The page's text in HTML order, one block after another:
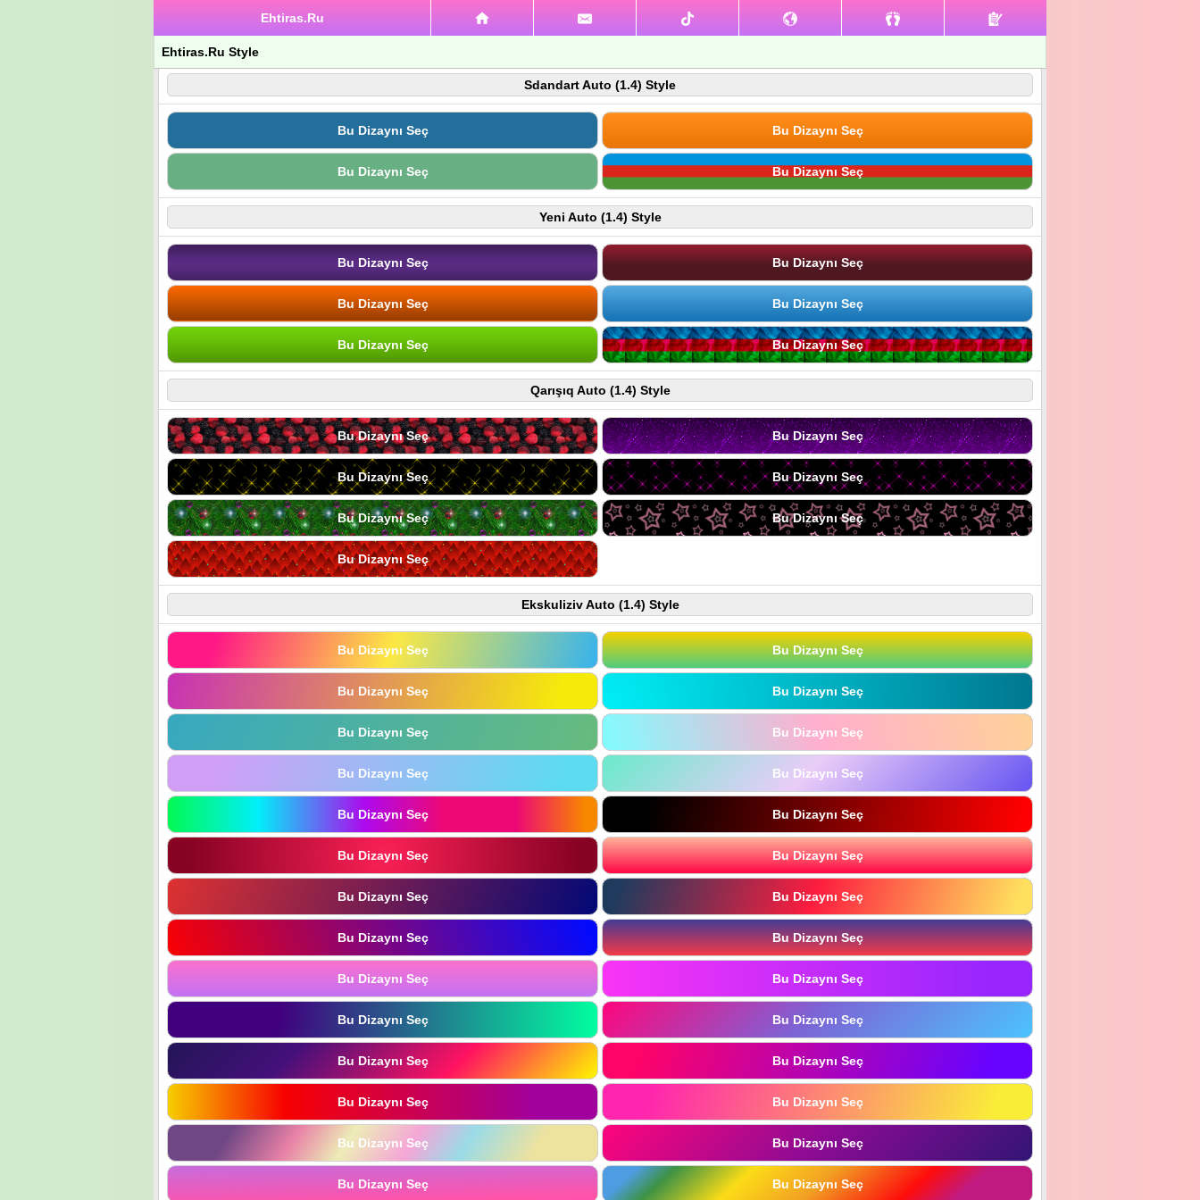
Ehtiras.Ru
Ehtiras.Ru Style
Sdandart Auto (1.4) Style
Bu Dizaynı Seç Bu Dizaynı Seç
Bu Dizaynı Seç Bu Dizaynı Seç
Yeni Auto (1.4) Style
Bu Dizaynı Seç Bu Dizaynı Seç
Bu Dizaynı Seç Bu Dizaynı Seç
Bu Dizaynı Seç Bu Dizaynı Seç
Qarışıq Auto (1.4) Style
Bu Dizaynı Seç Bu Dizaynı Seç
Bu Dizaynı Seç Bu Dizaynı Seç
Bu Dizaynı Seç Bu Dizaynı Seç
Bu Dizaynı Seç
Ekskuliziv Auto (1.4) Style
Bu Dizaynı Seç Bu Dizaynı Seç
Bu Dizaynı Seç Bu Dizaynı Seç
Bu Dizaynı Seç Bu Dizaynı Seç
Bu Dizaynı Seç Bu Dizaynı Seç
Bu Dizaynı Seç Bu Dizaynı Seç
Bu Dizaynı Seç Bu Dizaynı Seç
Bu Dizaynı Seç Bu Dizaynı Seç
Bu Dizaynı Seç Bu Dizaynı Seç
Bu Dizaynı Seç Bu Dizaynı Seç
Bu Dizaynı Seç Bu Dizaynı Seç
Bu Dizaynı Seç Bu Dizaynı Seç
Bu Dizaynı Seç Bu Dizaynı Seç
Bu Dizaynı Seç Bu Dizaynı Seç
Bu Dizaynı Seç Bu Dizaynı Seç